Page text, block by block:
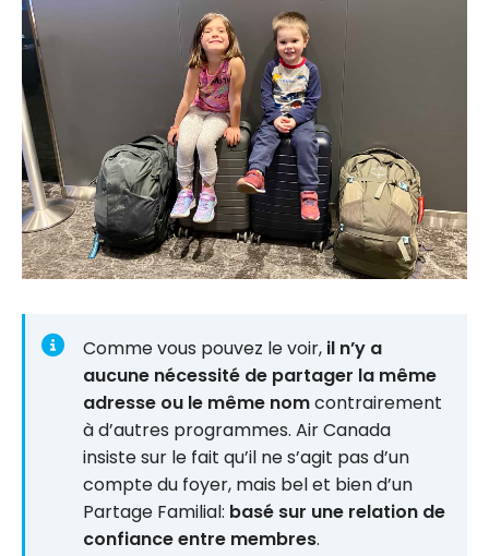
Comme vous pouvez le voir, il n’y a
aucune nécessité de partager la même
adresse ou le même nomcontrairement
à d’autres programmes. Air Canada
insiste sur le fait qu’il ne s’agit pas d’un
compte du foyer, mais bel et bien d’un
Partage Familial: basé sur une relation de
confiance entre membres.